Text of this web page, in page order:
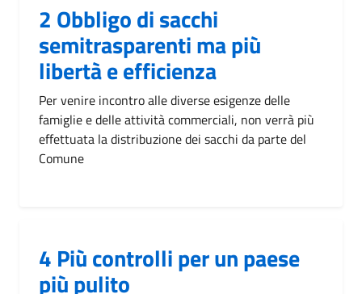
2 Obbligo di sacchi
semitrasparenti ma più
libertà e efficienza
Per venire incontro alle diverse esigenze delle
famiglie e delle attività commerciali, non verrà più
effettuata la distribuzione dei sacchi da parte del
Comune
4 Più controlli per un paese
più pulito